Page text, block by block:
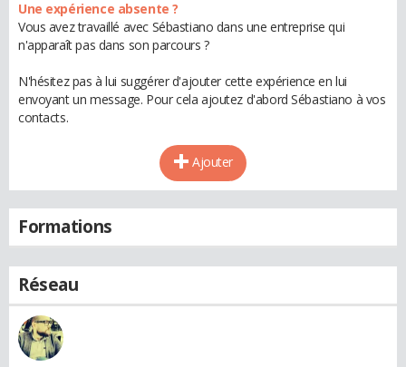
Une expérience absente ?
Vous avez travaillé avec Sébastiano dans une entreprise qui
n'apparaît pas dans son parcours ?
N'hésitez pas à lui suggérer d'ajouter cette expérience en lui
envoyant un message. Pour cela ajoutez d'abord Sébastiano à vos
contacts.
Ajouter
Formations
Réseau